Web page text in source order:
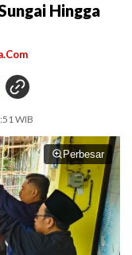
Hingga
WIB
Perbesar